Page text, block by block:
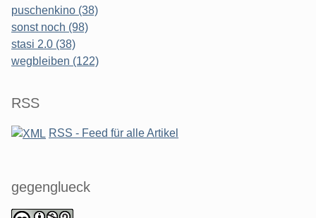
puschenkino (38)
sonst noch (98)
stasi 2.0 (38)
wegbleiben (122)
RSS
RSS - Feed für alle Artikel
gegenglueck